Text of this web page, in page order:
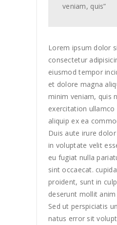
veniam, quis”
Lorem ipsum dolor
consectetur
eiusmod tempor
et dolore magna
minim veniam, quis
exercitation
aliquip ex ea
Duis aute irure
in voluptate velit
eu fugiat nulla
sint occaecat.
proident, sunt in
deserunt mollit
Sed ut perspiciatis
natus error sit